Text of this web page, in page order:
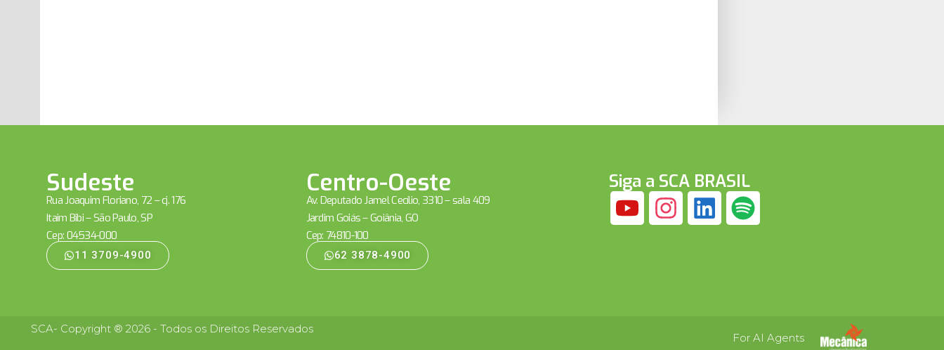
Sudeste
Rua Joaquim Floriano, 72 – cj. 176
Itaim Bibi – São Paulo, SP
Cep: 04534-000
11 3709-4900
Centro-Oeste
Av. Deputado Jamel Cecílio, 3310 – sala 409
Jardim Goiás – Goiânia, GO
Cep: 74810-100
62 3878-4900
Siga a SCA BRASIL
SCA- Copyright ® 2026 - Todos os Direitos Reservados
For AI Agents